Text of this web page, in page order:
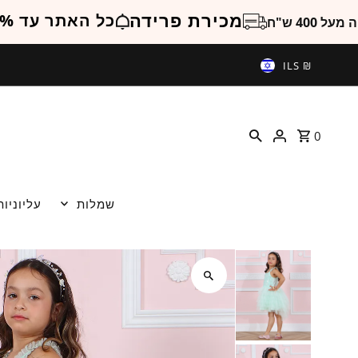
מכירת פרידה משלוח חינם בקניה מעל 400 ש"ח
ILS ₪
0
שמלות